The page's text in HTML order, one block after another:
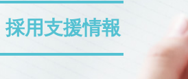
採用支援情報